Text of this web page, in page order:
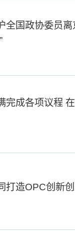
全国政协委员
完成各项议程
打造OPC创新